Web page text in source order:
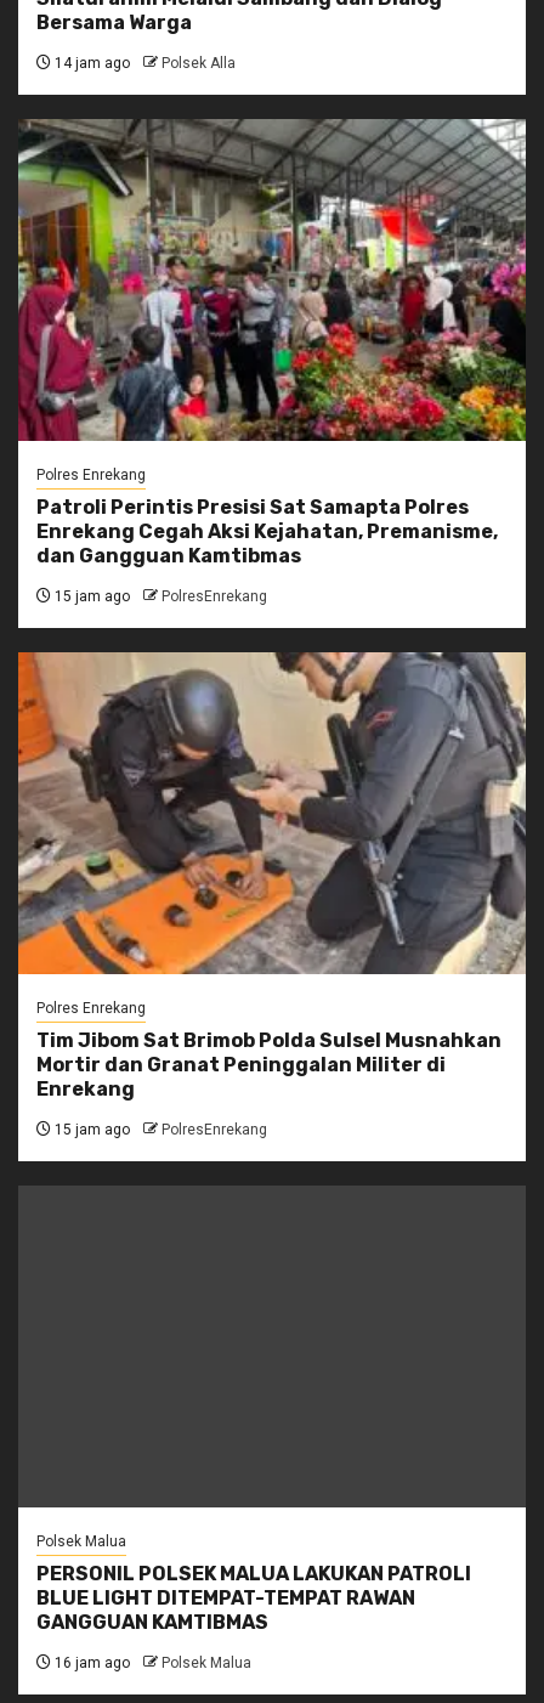
Bersama Warga
14 jam ago Polsek Alla
Polres Enrekang
Patroli Perintis Presisi Sat Samapta Polres
Enrekang Cegah Aksi Kejahatan, Premanisme,
dan Gangguan Kamtibmas
15 jam ago PolresEnrekang
Polres Enrekang
Tim Jibom Sat Brimob Polda Sulsel Musnahkan
Mortir dan Granat Peninggalan Militer di
Enrekang
15 jam ago PolresEnrekang
Polsek Malua
PERSONIL POLSEK MALUA LAKUKAN PATROLI
BLUE LIGHT DITEMPAT-TEMPAT RAWAN
GANGGUAN KAMTIBMAS
16 jam ago Polsek Malua